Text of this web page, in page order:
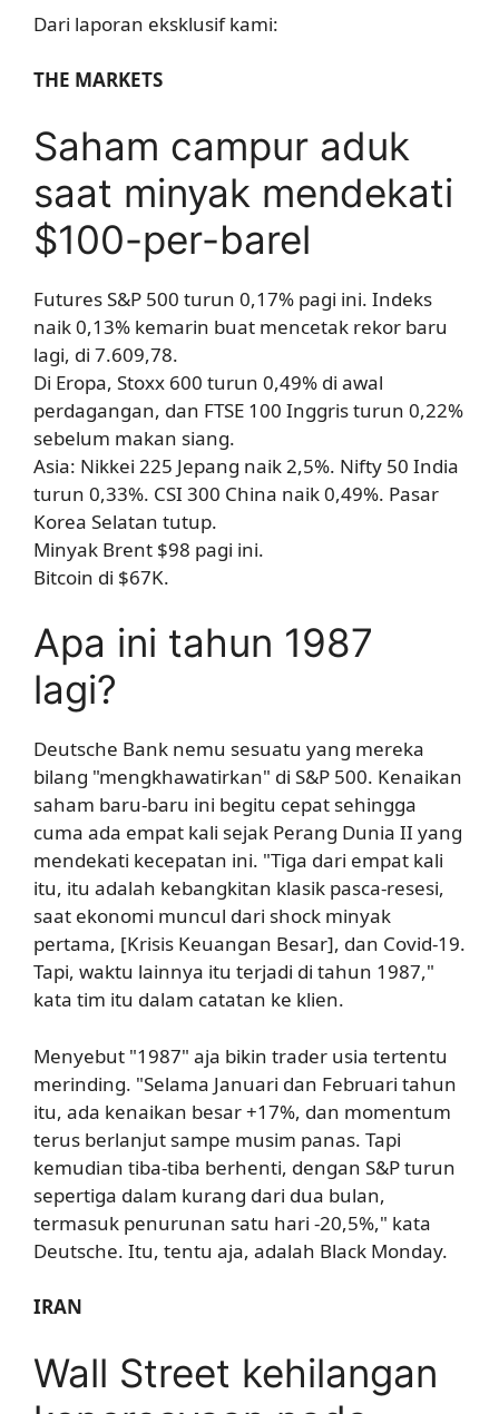
Dari laporan eksklusif kami:
THE MARKETS
Saham campur aduk
saat minyak mendekati
$100-per-barel
Futures S&P 500 turun 0,17% pagi ini. Indeks
naik 0,13% kemarin buat mencetak rekor baru
lagi, di 7.609,78.
Di Eropa, Stoxx 600 turun 0,49% di awal
perdagangan, dan FTSE 100 Inggris turun 0,22%
sebelum makan siang.
Asia: Nikkei 225 Jepang naik 2,5%. Nifty 50 India
turun 0,33%. CSI 300 China naik 0,49%. Pasar
Korea Selatan tutup.
Minyak Brent $98 pagi ini.
Bitcoin di $67K.
Apa ini tahun 1987
lagi?
Deutsche Bank nemu sesuatu yang mereka
bilang "mengkhawatirkan" di S&P 500. Kenaikan
saham baru-baru ini begitu cepat sehingga
cuma ada empat kali sejak Perang Dunia II yang
mendekati kecepatan ini. "Tiga dari empat kali
itu, itu adalah kebangkitan klasik pasca-resesi,
saat ekonomi muncul dari shock minyak
pertama, [Krisis Keuangan Besar], dan Covid-19.
Tapi, waktu lainnya itu terjadi di tahun 1987,"
kata tim itu dalam catatan ke klien.
Menyebut "1987" aja bikin trader usia tertentu
merinding. "Selama Januari dan Februari tahun
itu, ada kenaikan besar +17%, dan momentum
terus berlanjut sampe musim panas. Tapi
kemudian tiba-tiba berhenti, dengan S&P turun
sepertiga dalam kurang dari dua bulan,
termasuk penurunan satu hari -20,5%," kata
Deutsche. Itu, tentu aja, adalah Black Monday.
IRAN
Wall Street kehilangan